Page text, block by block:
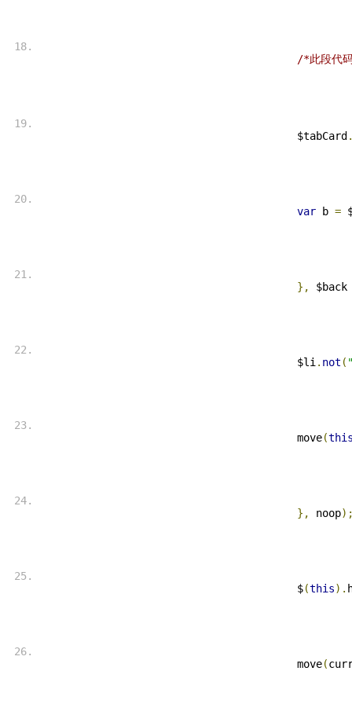
/*此段代
$tabCard
var b =
},
$li. not (
move(
}, noop
$(this).
move(